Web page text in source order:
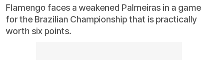
Flamengo faces a weakened Palmeiras in a game
for the Brazilian Championship that is practically
worth six points.